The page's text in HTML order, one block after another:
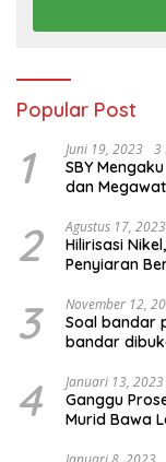
Popular Post
1 Juni 19, 2023 3
SBY
dan
2 Agustus 17, 2023
Hilirisasi
Penyiaran
3 November 12,
Soal bandar
bandar
4 Januari 13, 2023
Ganggu
Murid Bawa